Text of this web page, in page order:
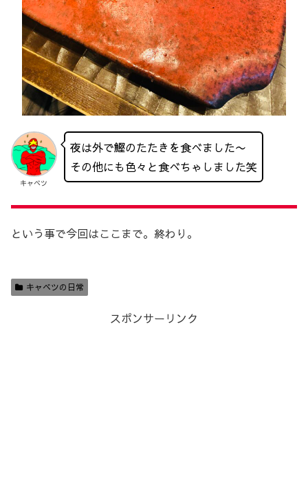
キャベツ
夜は外で鰹のたたきを食べました〜
その他にも色々と食べちゃしました笑
という事で今回はここまで。終わり。
キャベツの日常
スポンサーリンク